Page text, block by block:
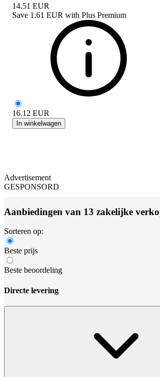
14.51 EUR
Save 1.61 EUR with Plus Premium
16.12 EUR
In winkelwagen
Advertisement
GESPONSORD
Aanbiedingen van 13 zakelijke
Sorteren op:
Beste prijs
Beste beoordeling
Directe levering